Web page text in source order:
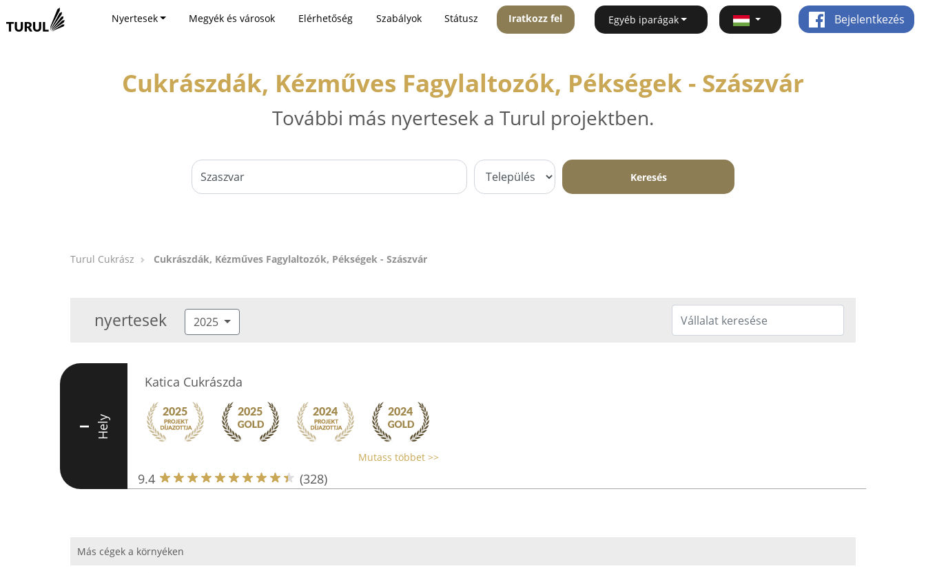
Nyertesek Megyék és városok Elérhetőség Szabályok Státusz Iratkozz fel Egyéb iparágak Bejelentkezés
Cukrászdák, Kézműves Fagylaltozók, Pékségek - Szászvár
További más nyertesek a Turul projektben.
Keresés
Turul Cukrász Cukrászdák, Kézműves Fagylaltozók, Pékségek - Szászvár
nyertesek 2025
I Hely
Katica Cukrászda
Mutass többet >>
9.4 (328)
Más cégek a környéken